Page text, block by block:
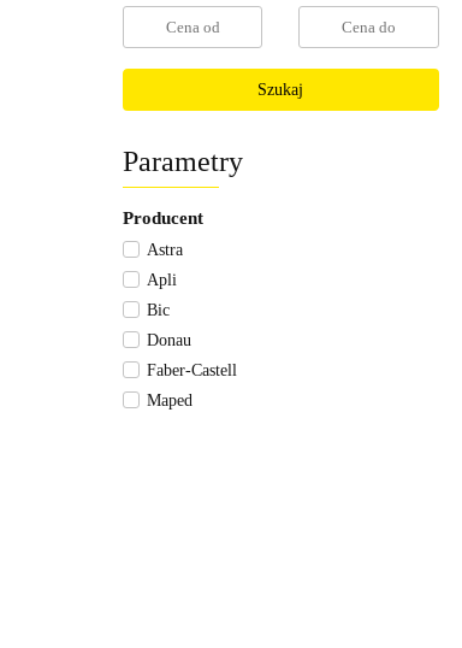
Szukaj
Parametry
Producent
Astra
Apli
Bic
Donau
Faber-Castell
Maped